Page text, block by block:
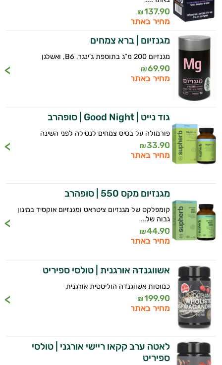
137.90
₪
מחיר באתר
מגנזיום | ברא צמחים
מגנזיום 200 מ”ג בתוספת ג’ינגר, B6, ואשלגן
69.90
₪
מחיר באתר
גוד נייט | Good Night | סופהרב
פורמולה על בסיס צמחים לנטילה לפני השינה
33.90
₪
מחיר באתר
מגנזיום מקס 550 | סופהרב
קומפלקס של מגנזיום ציטראט ומגנזיום אוקסיד במינון
גבוה של...
44.90
₪
מחיר באתר
אשווגנדה אורגנית | טולסי ספיריט
כמוסות אשווגנדה הוליסטית אורגנית
199.90
₪
מחיר באתר
לאטה ערב קקאו ריישי אורגני | טולסי
ספיריט